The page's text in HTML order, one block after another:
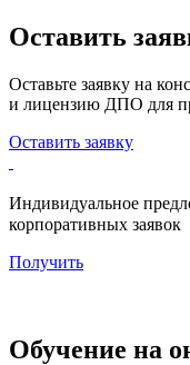
Оставить
Оставьте заявку на
и лицензию ДПО для
Оставить заявку
Индивидуальное
корпоративных заявок
Получить
Обучение на